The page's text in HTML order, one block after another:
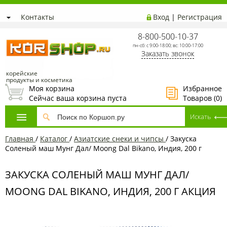
Контакты Вход | Регистрация
корейские
продукты и косметика
8-800-500-10-37
пн-сб: с 9:00-18:00; вс: 10:00-17:00
Заказать звонок
Избранное
Товаров (0)
Моя корзина
Сейчас ваша корзина пуста
Главная / Каталог / Азиатские снеки и чипсы / Закуска
Соленый маш Мунг Дал/ Moong Dal Bikano, Индия, 200 г
ЗАКУСКА СОЛЕНЫЙ МАШ МУНГ ДАЛ/
MOONG DAL BIKANO, ИНДИЯ, 200 Г АКЦИЯ